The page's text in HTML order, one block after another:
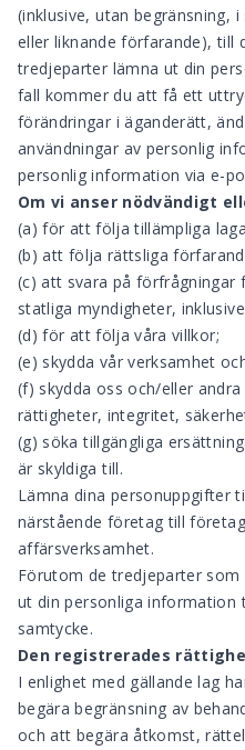
(inklusive, utan begränsning,
eller liknande förfarande), till
tredjeparter lämna ut din
fall kommer du att få ett
förändringar i äganderätt,
användningar av personlig
personlig information via e-
Om vi anser nödvändigt
(a) för att följa tillämpliga
(b) att följa rättsliga
(c) att svara på förfrågningar
statliga myndigheter,
(d) för att följa våra villkor;
(e) skydda vår verksamhet
(f) skydda oss och/eller
rättigheter, integritet,
(g) söka tillgängliga
är skyldiga till.
Lämna dina personuppgifter
närstående företag till
affärsverksamhet.
Förutom de tredjeparter
ut din personliga
samtycke.
Den registrerades
I enlighet med gällande lag
begära begränsning av
och att begära åtkomst,